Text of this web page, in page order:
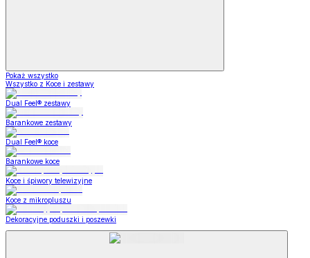
Pokaż wszystko
Wszystko z Koce i zestawy
Dual Feel® zestawy
Barankowe zestawy
Dual Feel® koce
Barankowe koce
Koce i śpiwory telewizyjne
Koce z mikropluszu
Dekoracyjne poduszki i poszewki